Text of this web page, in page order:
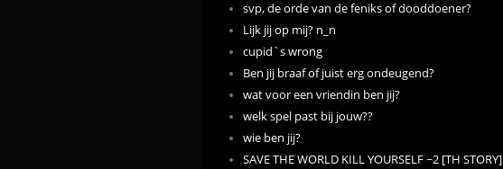
svp, de orde van de feniks of dooddoener?
Lijk jij op mij? n_n
cupid`s wrong
Ben jij braaf of juist erg ondeugend?
wat voor een vriendin ben jij?
welk spel past bij jouw??
wie ben jij?
SAVE THE WORLD KILL YOURSELF ~2 [TH STORY]